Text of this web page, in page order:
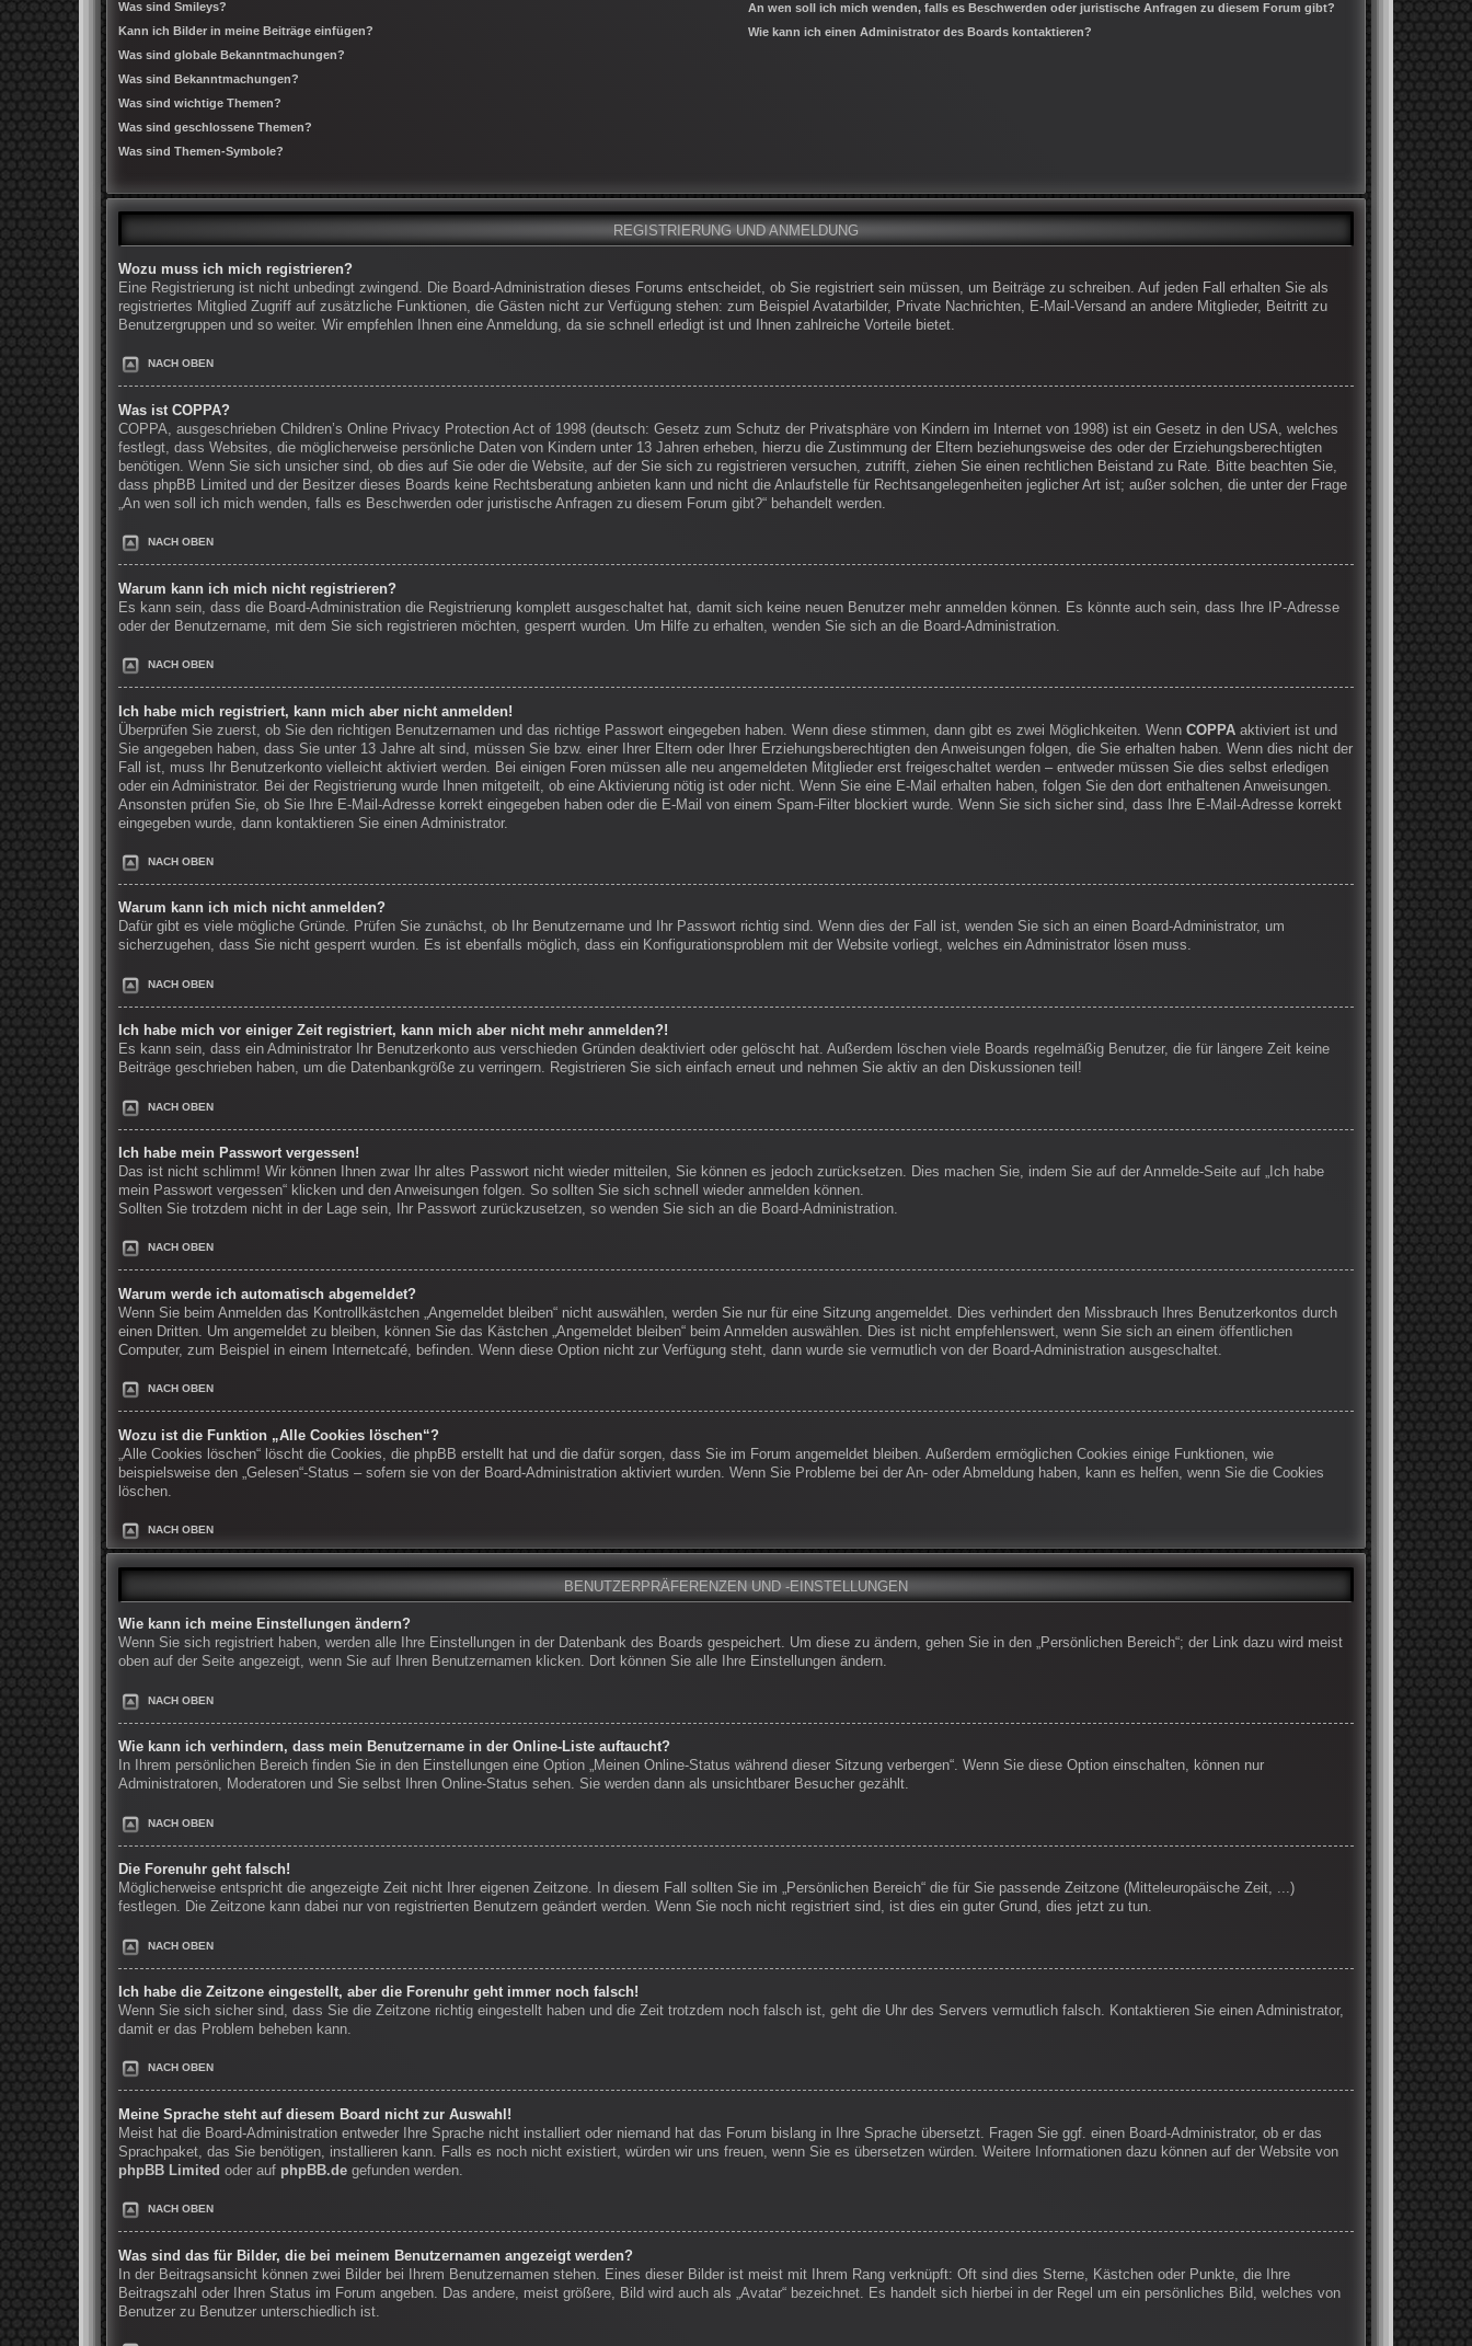
Was sind Smileys?
Kann ich Bilder in meine Beiträge einfügen?
Was sind globale Bekanntmachungen?
Was sind Bekanntmachungen?
Was sind wichtige Themen?
Was sind geschlossene Themen?
Was sind Themen-Symbole?
An wen soll ich mich wenden, falls es Beschwerden oder juristische Anfragen zu diesem Forum gibt?
Wie kann ich einen Administrator des Boards kontaktieren?
REGISTRIERUNG UND ANMELDUNG
Wozu muss ich mich registrieren?
Eine Registrierung ist nicht unbedingt zwingend. Die Board-Administration dieses Forums entscheidet, ob Sie registriert sein müssen, um Beiträge zu schreiben. Auf jeden Fall erhalten Sie als
registriertes Mitglied Zugriff auf zusätzliche Funktionen, die Gästen nicht zur Verfügung stehen: zum Beispiel Avatarbilder, Private Nachrichten, E-Mail-Versand an andere Mitglieder, Beitritt zu
Benutzergruppen und so weiter. Wir empfehlen Ihnen eine Anmeldung, da sie schnell erledigt ist und Ihnen zahlreiche Vorteile bietet.
NACH OBEN
Was ist COPPA?
COPPA, ausgeschrieben Children’s Online Privacy Protection Act of 1998 (deutsch: Gesetz zum Schutz der Privatsphäre von Kindern im Internet von 1998) ist ein Gesetz in den USA, welches
festlegt, dass Websites, die möglicherweise persönliche Daten von Kindern unter 13 Jahren erheben, hierzu die Zustimmung der Eltern beziehungsweise des oder der Erziehungsberechtigten
benötigen. Wenn Sie sich unsicher sind, ob dies auf Sie oder die Website, auf der Sie sich zu registrieren versuchen, zutrifft, ziehen Sie einen rechtlichen Beistand zu Rate. Bitte beachten Sie,
dass phpBB Limited und der Besitzer dieses Boards keine Rechtsberatung anbieten kann und nicht die Anlaufstelle für Rechtsangelegenheiten jeglicher Art ist; außer solchen, die unter der Frage
„An wen soll ich mich wenden, falls es Beschwerden oder juristische Anfragen zu diesem Forum gibt?“ behandelt werden.
NACH OBEN
Warum kann ich mich nicht registrieren?
Es kann sein, dass die Board-Administration die Registrierung komplett ausgeschaltet hat, damit sich keine neuen Benutzer mehr anmelden können. Es könnte auch sein, dass Ihre IP-Adresse
oder der Benutzername, mit dem Sie sich registrieren möchten, gesperrt wurden. Um Hilfe zu erhalten, wenden Sie sich an die Board-Administration.
NACH OBEN
Ich habe mich registriert, kann mich aber nicht anmelden!
Überprüfen Sie zuerst, ob Sie den richtigen Benutzernamen und das richtige Passwort eingegeben haben. Wenn diese stimmen, dann gibt es zwei Möglichkeiten. Wenn COPPA aktiviert ist und
Sie angegeben haben, dass Sie unter 13 Jahre alt sind, müssen Sie bzw. einer Ihrer Eltern oder Ihrer Erziehungsberechtigten den Anweisungen folgen, die Sie erhalten haben. Wenn dies nicht der
Fall ist, muss Ihr Benutzerkonto vielleicht aktiviert werden. Bei einigen Foren müssen alle neu angemeldeten Mitglieder erst freigeschaltet werden – entweder müssen Sie dies selbst erledigen
oder ein Administrator. Bei der Registrierung wurde Ihnen mitgeteilt, ob eine Aktivierung nötig ist oder nicht. Wenn Sie eine E-Mail erhalten haben, folgen Sie den dort enthaltenen Anweisungen.
Ansonsten prüfen Sie, ob Sie Ihre E-Mail-Adresse korrekt eingegeben haben oder die E-Mail von einem Spam-Filter blockiert wurde. Wenn Sie sich sicher sind, dass Ihre E-Mail-Adresse korrekt
eingegeben wurde, dann kontaktieren Sie einen Administrator.
NACH OBEN
Warum kann ich mich nicht anmelden?
Dafür gibt es viele mögliche Gründe. Prüfen Sie zunächst, ob Ihr Benutzername und Ihr Passwort richtig sind. Wenn dies der Fall ist, wenden Sie sich an einen Board-Administrator, um
sicherzugehen, dass Sie nicht gesperrt wurden. Es ist ebenfalls möglich, dass ein Konfigurationsproblem mit der Website vorliegt, welches ein Administrator lösen muss.
NACH OBEN
Ich habe mich vor einiger Zeit registriert, kann mich aber nicht mehr anmelden?!
Es kann sein, dass ein Administrator Ihr Benutzerkonto aus verschieden Gründen deaktiviert oder gelöscht hat. Außerdem löschen viele Boards regelmäßig Benutzer, die für längere Zeit keine
Beiträge geschrieben haben, um die Datenbankgröße zu verringern. Registrieren Sie sich einfach erneut und nehmen Sie aktiv an den Diskussionen teil!
NACH OBEN
Ich habe mein Passwort vergessen!
Das ist nicht schlimm! Wir können Ihnen zwar Ihr altes Passwort nicht wieder mitteilen, Sie können es jedoch zurücksetzen. Dies machen Sie, indem Sie auf der Anmelde-Seite auf „Ich habe
mein Passwort vergessen“ klicken und den Anweisungen folgen. So sollten Sie sich schnell wieder anmelden können.
Sollten Sie trotzdem nicht in der Lage sein, Ihr Passwort zurückzusetzen, so wenden Sie sich an die Board-Administration.
NACH OBEN
Warum werde ich automatisch abgemeldet?
Wenn Sie beim Anmelden das Kontrollkästchen „Angemeldet bleiben“ nicht auswählen, werden Sie nur für eine Sitzung angemeldet. Dies verhindert den Missbrauch Ihres Benutzerkontos durch
einen Dritten. Um angemeldet zu bleiben, können Sie das Kästchen „Angemeldet bleiben“ beim Anmelden auswählen. Dies ist nicht empfehlenswert, wenn Sie sich an einem öffentlichen
Computer, zum Beispiel in einem Internetcafé, befinden. Wenn diese Option nicht zur Verfügung steht, dann wurde sie vermutlich von der Board-Administration ausgeschaltet.
NACH OBEN
Wozu ist die Funktion „Alle Cookies löschen“?
„Alle Cookies löschen“ löscht die Cookies, die phpBB erstellt hat und die dafür sorgen, dass Sie im Forum angemeldet bleiben. Außerdem ermöglichen Cookies einige Funktionen, wie
beispielsweise den „Gelesen“-Status – sofern sie von der Board-Administration aktiviert wurden. Wenn Sie Probleme bei der An- oder Abmeldung haben, kann es helfen, wenn Sie die Cookies
löschen.
NACH OBEN
BENUTZERPRÄFERENZEN UND -EINSTELLUNGEN
Wie kann ich meine Einstellungen ändern?
Wenn Sie sich registriert haben, werden alle Ihre Einstellungen in der Datenbank des Boards gespeichert. Um diese zu ändern, gehen Sie in den „Persönlichen Bereich“; der Link dazu wird meist
oben auf der Seite angezeigt, wenn Sie auf Ihren Benutzernamen klicken. Dort können Sie alle Ihre Einstellungen ändern.
NACH OBEN
Wie kann ich verhindern, dass mein Benutzername in der Online-Liste auftaucht?
In Ihrem persönlichen Bereich finden Sie in den Einstellungen eine Option „Meinen Online-Status während dieser Sitzung verbergen“. Wenn Sie diese Option einschalten, können nur
Administratoren, Moderatoren und Sie selbst Ihren Online-Status sehen. Sie werden dann als unsichtbarer Besucher gezählt.
NACH OBEN
Die Forenuhr geht falsch!
Möglicherweise entspricht die angezeigte Zeit nicht Ihrer eigenen Zeitzone. In diesem Fall sollten Sie im „Persönlichen Bereich“ die für Sie passende Zeitzone (Mitteleuropäische Zeit, ...)
festlegen. Die Zeitzone kann dabei nur von registrierten Benutzern geändert werden. Wenn Sie noch nicht registriert sind, ist dies ein guter Grund, dies jetzt zu tun.
NACH OBEN
Ich habe die Zeitzone eingestellt, aber die Forenuhr geht immer noch falsch!
Wenn Sie sich sicher sind, dass Sie die Zeitzone richtig eingestellt haben und die Zeit trotzdem noch falsch ist, geht die Uhr des Servers vermutlich falsch. Kontaktieren Sie einen Administrator,
damit er das Problem beheben kann.
NACH OBEN
Meine Sprache steht auf diesem Board nicht zur Auswahl!
Meist hat die Board-Administration entweder Ihre Sprache nicht installiert oder niemand hat das Forum bislang in Ihre Sprache übersetzt. Fragen Sie ggf. einen Board-Administrator, ob er das
Sprachpaket, das Sie benötigen, installieren kann. Falls es noch nicht existiert, würden wir uns freuen, wenn Sie es übersetzen würden. Weitere Informationen dazu können auf der Website von
phpBB Limited oder auf phpBB.de gefunden werden.
NACH OBEN
Was sind das für Bilder, die bei meinem Benutzernamen angezeigt werden?
In der Beitragsansicht können zwei Bilder bei Ihrem Benutzernamen stehen. Eines dieser Bilder ist meist mit Ihrem Rang verknüpft: Oft sind dies Sterne, Kästchen oder Punkte, die Ihre
Beitragszahl oder Ihren Status im Forum angeben. Das andere, meist größere, Bild wird auch als „Avatar“ bezeichnet. Es handelt sich hierbei in der Regel um ein persönliches Bild, welches von
Benutzer zu Benutzer unterschiedlich ist.